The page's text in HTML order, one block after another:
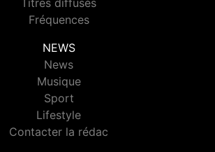
Titres diffusés
Fréquences
NEWS
News
Musique
Sport
Lifestyle
Contacter la rédac